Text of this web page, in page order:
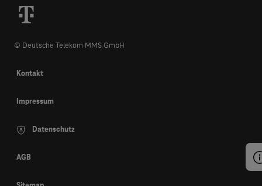
© Deutsche Telekom MMS GmbH
Kontakt
Impressum
Datenschutz
AGB